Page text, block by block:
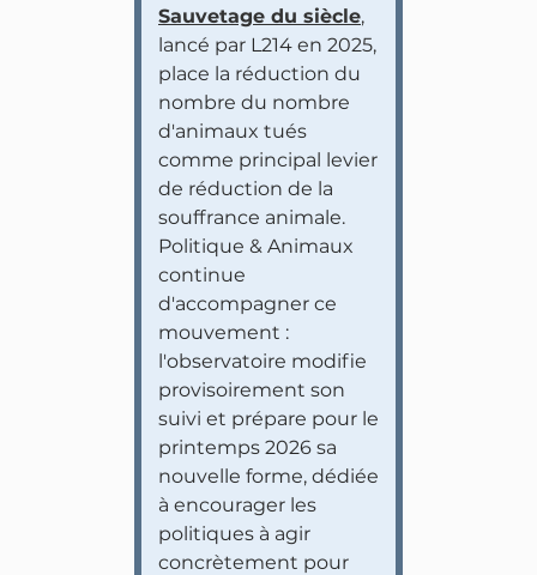
Sauvetage du siècle,
lancé par L214 en 2025,
place la réduction du
nombre du nombre
d'animaux tués
comme principal levier
de réduction de la
souffrance animale.
Politique & Animaux
continue
d'accompagner ce
mouvement :
l'observatoire modifie
provisoirement son
suivi et prépare pour le
printemps 2026 sa
nouvelle forme, dédiée
à encourager les
politiques à agir
concrètement pour